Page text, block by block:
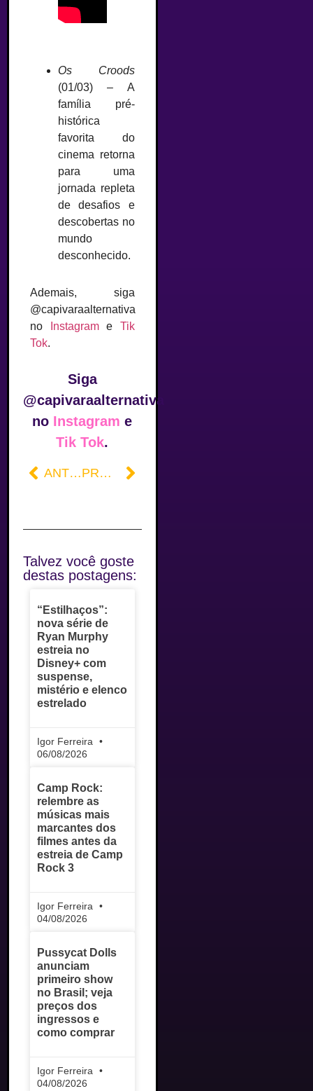
Os Croods
(01/03) – A
família pré-
histórica
favorita do
cinema retorna
para uma
jornada repleta
de desafios e
descobertas no
mundo
desconhecido.
Ademais, siga
@capivaraalternativa
no
Instagrame Tik
Tok.
Siga
@capivaraalternativa
no Instagram e
Tik Tok.
ANTERIOR PRÓXIMO
Talvez você goste
destas postagens:
“Estilhaços”:
nova série de
Ryan Murphy
estreia no
Disney+ com
suspense,
mistério e elenco
estrelado
Igor Ferreira
06/08/2026
Camp Rock:
relembre as
músicas mais
marcantes dos
filmes antes da
estreia de Camp
Rock 3
Igor Ferreira
04/08/2026
Pussycat Dolls
anunciam
primeiro show
no Brasil; veja
preços dos
ingressos e
como comprar
Igor Ferreira
04/08/2026